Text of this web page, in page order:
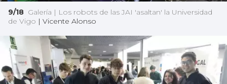
9/18 Galería | Los robots de las JAI 'asaltan' la Universidad
de Vigo | Vicente Alonso